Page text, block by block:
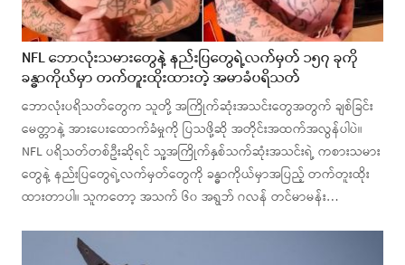
NFL ဘောလုံးသမားတွေနဲ့ နည်းပြတွေရဲ့လက်မှတ် ၁၅၇ ခုကို
ခန္ဓာကိုယ်မှာ တက်တူးထိုးထားတဲ့ အမာခံပရိသတ်
ဘောလုံးပရိသတ်တွေက သူတို့ အကြိုက်ဆုံးအသင်းတွေအတွက် ချစ်ခြင်း
မေတ္တာနဲ့ အားပေးထောက်ခံမှုကို ပြသဖို့ဆို အတိုင်းအထက်အလွန်ပါပဲ။
NFL ပရိသတ်တစ်ဦးဆိုရင် သူ့အကြိုက်နှစ်သက်ဆုံးအသင်းရဲ့ ကစားသမား
တွေနဲ့ နည်းပြတွေရဲ့လက်မှတ်တွေကို ခန္ဓာကိုယ်မှာအပြည့် တက်တူးထိုး
ထားတာပါ။ သူကတော့ အသက် ၆၀ အရွဘ် ဂလန် တင်မာမန်း…